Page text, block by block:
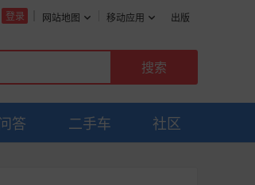
网站地图 移动应用 出版
登录
问答 二手车 社区